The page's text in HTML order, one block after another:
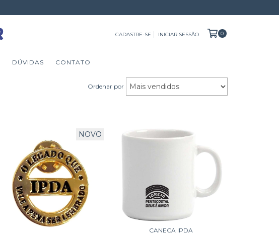
CADASTRE-SE INICIAR SESSÃO 0
DÚVIDAS CONTATO
Ordenar por
NOVO
CANECA IPDA